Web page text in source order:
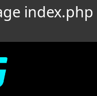
index.php